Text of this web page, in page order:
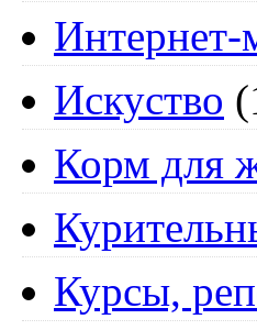
Интернет-
Искуство
Корм для
Курсы,